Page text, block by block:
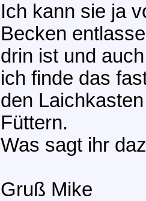
Ich kann sie ja
Becken
drin ist und
ich finde das
den
Füttern.
Was sagt ihr
Gruß Mike